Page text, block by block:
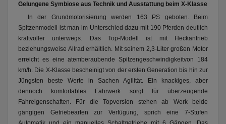
Gelungene Symbiose aus Technik und Ausstattung beim X-Klasse
In der Grundmotorisierung werden 163 PS geboten. Beim
Spitzenmodell ist man im Unterschied dazu mit 190 Pferden deutlich
kraftvoller unterwegs. Das Top-Modell ist mit Heckantrieb
beziehungsweise Allrad erhältlich. Mit seinem 2,3-Liter großen Motor
erreicht es eine atemberaubende Spitzengeschwindigkeitvon 184
km/h. Die X-Klasse bescheinigt von der ersten Generation bis hin zur
Jüngsten beste Werte in Sachen Agilität. Ein knackiges, aber
dennoch komfortables Fahrwerk sorgt für überzeugende
Fahreigenschaften. Für die Topversion stehen ab Werk beide
gängigen Getriebearten zur Verfügung, sprich eine 7-Stufen